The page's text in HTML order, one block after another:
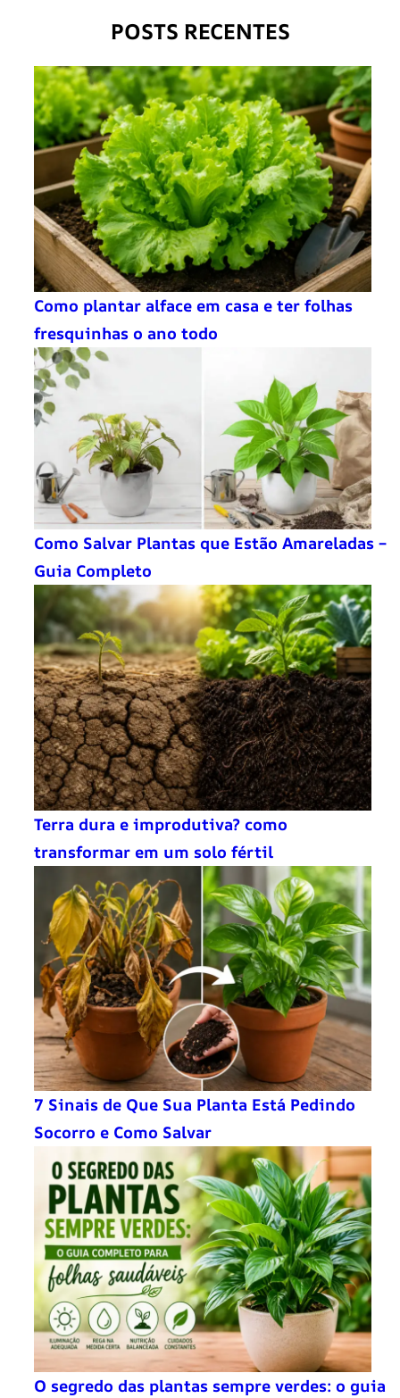
POSTS RECENTES
Como plantar alface em casa e ter folhas
fresquinhas o ano todo
Como Salvar Plantas que Estão Amareladas –
Guia Completo
Terra dura e improdutiva? como
transformar em um solo fértil
7 Sinais de Que Sua Planta Está Pedindo
Socorro e Como Salvar
O segredo das plantas sempre verdes: o guia